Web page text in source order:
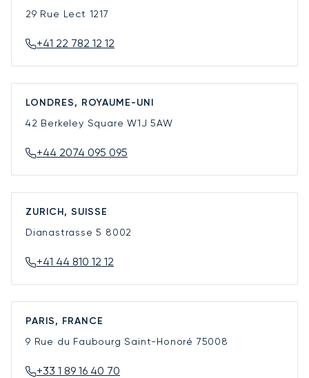
29 Rue Lect 1217
+41 22 782 12 12
LONDRES, ROYAUME-UNI
42 Berkeley SquareW1J 5AW
+44 2074 095 095
ZURICH, SUISSE
Dianastrasse 5 8002
+41 44 810 12 12
PARIS, FRANCE
9 Rue du Faubourg Saint-Honoré 75008
+33 1 89 16 40 70